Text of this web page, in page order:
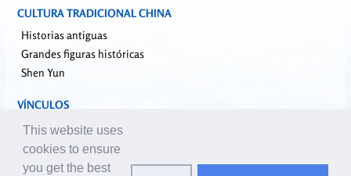
CULTURA TRADICIONAL CHINA
Historias antiguas
Grandes figuras históricas
Shen Yun
VÍNCULOS
falundafa.org
faluninfo.net
minghui.org
This website uses
cookies to ensure
you get the best